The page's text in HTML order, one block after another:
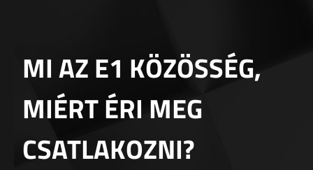
MI AZ E1 KÖZÖSSÉG,
MIÉRT ÉRI MEG
CSATLAKOZNI?